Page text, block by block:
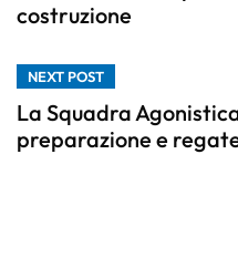
costruzione
NEXT POST
La Squadra
preparazione e